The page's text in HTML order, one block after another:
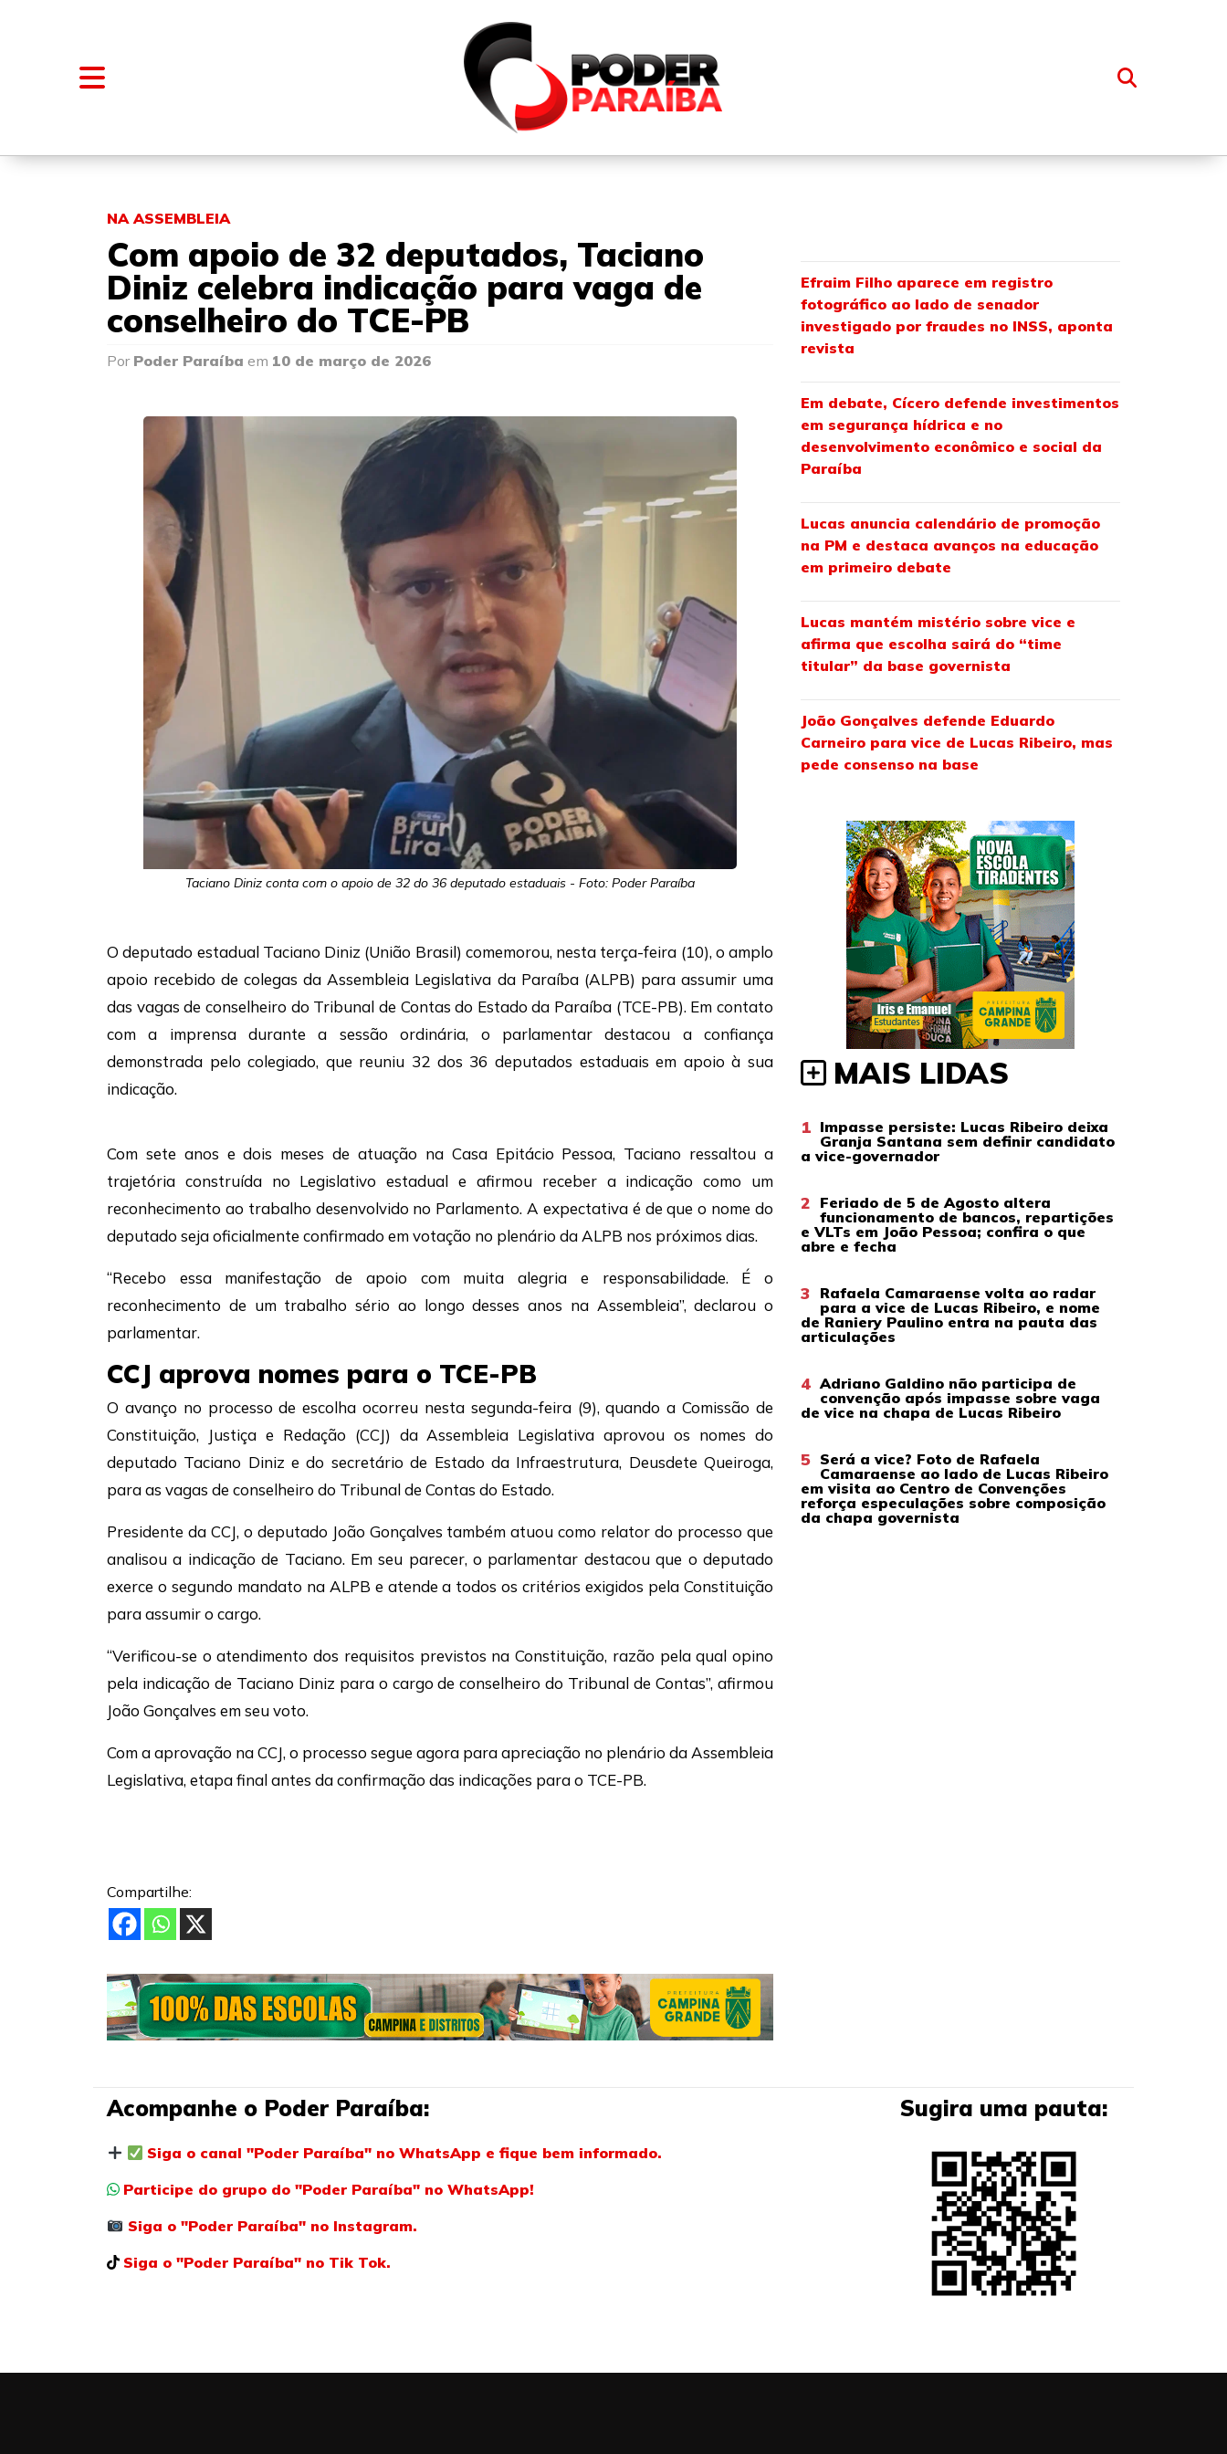
FALE CONOSCO
NA ASSEMBLEIA
Com apoio de 32 deputados, Taciano
Diniz celebra indicação para vaga de
conselheiro do TCE-PB
Por Poder Paraíba em 10 de março de 2026
Taciano Diniz conta com o apoio de 32 do 36 deputado estaduais - Foto: Poder Paraíba
O deputado estadual Taciano Diniz (União Brasil) comemorou, nesta terça-feira (10), o amplo
apoio recebido de colegas da Assembleia Legislativa da Paraíba (ALPB) para assumir uma
das vagas de conselheiro do Tribunal de Contas do Estado da Paraíba (TCE-PB). Em contato
com a imprensa durante a sessão ordinária, o parlamentar destacou a confiança
demonstrada pelo colegiado, que reuniu 32 dos 36 deputados estaduais em apoio à sua
indicação.
Com sete anos e dois meses de atuação na Casa Epitácio Pessoa, Taciano ressaltou a
trajetória construída no Legislativo estadual e afirmou receber a indicação como um
reconhecimento ao trabalho desenvolvido no Parlamento. A expectativa é de que o nome do
deputado seja oficialmente confirmado em votação no plenário da ALPB nos próximos dias.
“Recebo essa manifestação de apoio com muita alegria e responsabilidade. É o
reconhecimento de um trabalho sério ao longo desses anos na Assembleia”, declarou o
parlamentar.
CCJ aprova nomes para o TCE-PB
O avanço no processo de escolha ocorreu nesta segunda-feira (9), quando a Comissão de
Constituição, Justiça e Redação (CCJ) da Assembleia Legislativa aprovou os nomes do
deputado Taciano Diniz e do secretário de Estado da Infraestrutura, Deusdete Queiroga,
para as vagas de conselheiro do Tribunal de Contas do Estado.
Presidente da CCJ, o deputado João Gonçalves também atuou como relator do processo que
analisou a indicação de Taciano. Em seu parecer, o parlamentar destacou que o deputado
exerce o segundo mandato na ALPB e atende a todos os critérios exigidos pela Constituição
para assumir o cargo.
“Verificou-se o atendimento dos requisitos previstos na Constituição, razão pela qual opino
pela indicação de Taciano Diniz para o cargo de conselheiro do Tribunal de Contas”, afirmou
João Gonçalves em seu voto.
Com a aprovação na CCJ, o processo segue agora para apreciação no plenário da Assembleia
Legislativa, etapa final antes da confirmação das indicações para o TCE-PB.
Compartilhe:
Efraim Filho aparece em registro
fotográfico ao lado de senador
investigado por fraudes no INSS, aponta
revista
Em debate, Cícero defende investimentos
em segurança hídrica e no
desenvolvimento econômico e social da
Paraíba
Lucas anuncia calendário de promoção
na PM e destaca avanços na educação
em primeiro debate
Lucas mantém mistério sobre vice e
afirma que escolha sairá do “time
titular” da base governista
João Gonçalves defende Eduardo
Carneiro para vice de Lucas Ribeiro, mas
pede consenso na base
MAIS LIDAS
1 Impasse persiste: Lucas Ribeiro deixa
Granja Santana sem definir candidato
a vice-governador
2 Feriado de 5 de Agosto altera
funcionamento de bancos, repartições
e VLTs em João Pessoa; confira o que
abre e fecha
3 Rafaela Camaraense volta ao radar
para a vice de Lucas Ribeiro, e nome
de Raniery Paulino entra na pauta das
articulações
4 Adriano Galdino não participa de
convenção após impasse sobre vaga
de vice na chapa de Lucas Ribeiro
5 Será a vice? Foto de Rafaela
Camaraense ao lado de Lucas Ribeiro
em visita ao Centro de Convenções
reforça especulações sobre composição
da chapa governista
Acompanhe o Poder Paraíba:
Siga o canal "Poder Paraíba" no WhatsApp e fique bem informado.
Participe do grupo do "Poder Paraíba" no WhatsApp!
Siga o "Poder Paraíba" no Instagram.
Siga o "Poder Paraíba" no Tik Tok.
Sugira uma pauta: